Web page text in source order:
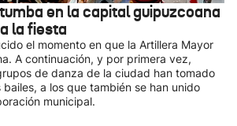
en la capital guipuzcoana
la fiesta
el momento en que la Artillera Mayor
A continuación, y por primera vez,
de danza de la ciudad han tomado
a los que también se han unido
municipal.